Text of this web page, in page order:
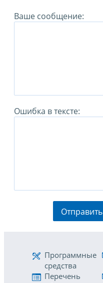
Ваше сообщение:
Ошибка в тексте:
Отправить
Программные
средства
Перечень